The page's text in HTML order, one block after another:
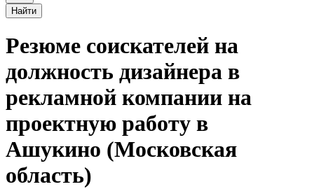
Найти
Резюме соискателей на
должность дизайнера в
рекламной компании на
проектную работу в
Ашукино (Московская
область)